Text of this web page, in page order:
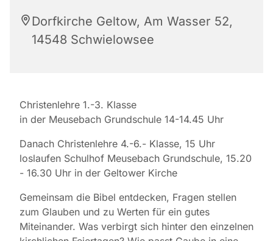
Dorfkirche Geltow, Am Wasser 52,
14548 Schwielowsee
Christenlehre 1.-3. Klasse
in der Meusebach Grundschule 14-14.45 Uhr
Danach Christenlehre 4.-6.- Klasse, 15 Uhr
loslaufen Schulhof Meusebach Grundschule, 15.20
- 16.30 Uhr in der Geltower Kirche
Gemeinsam die Bibel entdecken, Fragen stellen
zum Glauben und zu Werten für ein gutes
Miteinander. Was verbirgt sich hinter den einzelnen